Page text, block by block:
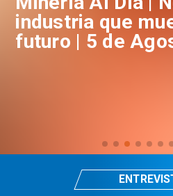
industria que
futuro | 5 de